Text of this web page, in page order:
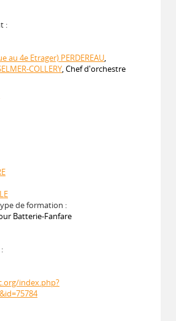
:
au 4e Etrager) PERDEREAU,
COLLERY, Chef d'orchestre
de formation :
Batterie-Fanfare
index.php?